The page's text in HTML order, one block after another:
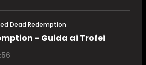
Dead Redemption
– Guida ai Trofei